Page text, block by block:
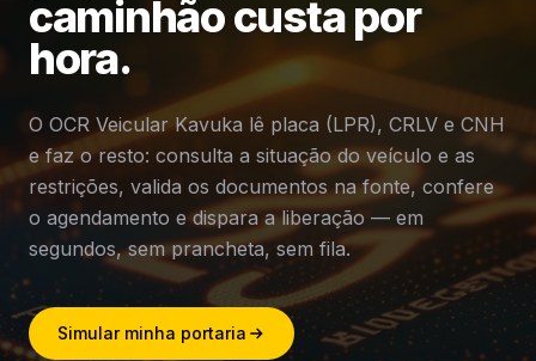
caminhão custa por
hora.
O OCR Veicular Kavuka lê placa (LPR), CRLV e CNH
e faz o resto: consulta a situação do veículo e as
restrições, valida os documentos na fonte, confere
o agendamento e dispara a liberação — em
segundos, sem prancheta, sem fila.
Simular minha portaria